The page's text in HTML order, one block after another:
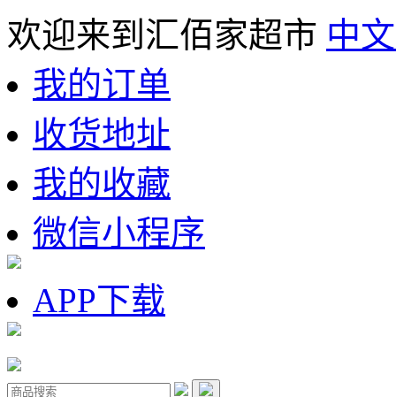
欢迎来到汇佰家超市 中
我的订单
收货地址
我的收藏
微信小程序
APP下载